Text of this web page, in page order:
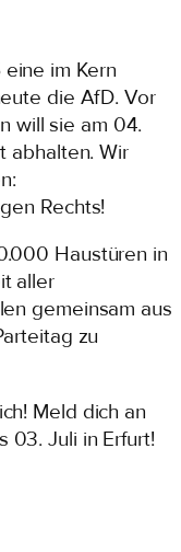
im Kern
die AfD. Vor
will sie am 04.
abhalten. Wir
Rechts!
Haustüren in
aller
gemeinsam aus
zu
Meld dich an
03. Juli in Erfurt!